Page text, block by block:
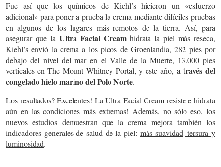
Fue así que los químicos de Kiehl’s hicieron un «esfuerzo
adicional» para poner a prueba la crema mediante difíciles pruebas
en algunos de los lugares más remotos de la tierra. Así, para
asegurar que la Ultra Facial Creamhidrata la piel más reseca,
Kiehl’s envió la crema a los picos de Groenlandia, 282 pies por
debajo del nivel del mar en el Valle de la Muerte, 13.000 pies
verticales en The Mount Whitney Portal, y este año, a través del
congelado hielo marino del Polo Norte.
Los resultados? Excelentes! La Ultra Facial Cream resiste e hidrata
aún en las condiciones más extremas! Además, no sólo eso, los
nuevos estudios demuestran que la crema mejora también los
indicadores generales de salud de la piel: más suavidad, tersura y
luminosidad.